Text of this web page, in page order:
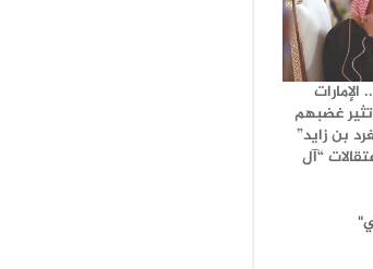
غضبهم
بن زايد”
“آل